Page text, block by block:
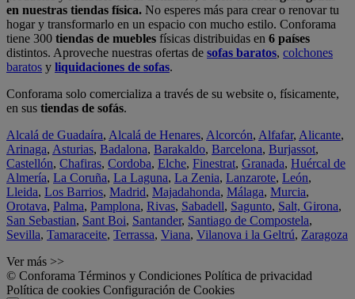
en nuestras tiendas física. No esperes más para crear o renovar tu
hogar y transformarlo en un espacio con mucho estilo. Conforama
tiene 300 tiendas de muebles físicas distribuidas en 6 países
distintos. Aproveche nuestras ofertas de sofas baratos, colchones
baratos y liquidaciones de sofas.
Conforama solo comercializa a través de su website o, físicamente,
en sus tiendas de sofás.
Alcalá de Guadaíra, Alcalá de Henares, Alcorcón, Alfafar, Alicante,
Arinaga, Asturias, Badalona, Barakaldo, Barcelona, Burjassot,
Castellón, Chafiras, Cordoba, Elche, Finestrat, Granada, Huércal de
Almería, La Coruña, La Laguna, La Zenia, Lanzarote, León,
Lleida, Los Barrios, Madrid, Majadahonda, Málaga, Murcia,
Orotava, Palma, Pamplona, Rivas, Sabadell, Sagunto, Salt, Girona,
San Sebastian, Sant Boi, Santander, Santiago de Compostela,
Sevilla, Tamaraceite, Terrassa, Viana, Vilanova i la Geltrú, Zaragoza
Ver más >>
© Conforama Términos y Condiciones Política de privacidad
Política de cookies Configuración de Cookies